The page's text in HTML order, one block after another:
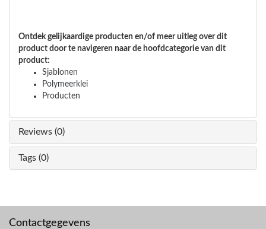
Ontdek gelijkaardige producten en/of meer uitleg over dit
product door te navigeren naar de hoofdcategorie van dit
product:
Sjablonen
Polymeerklei
Producten
Reviews (0)
Tags (0)
Contactgegevens